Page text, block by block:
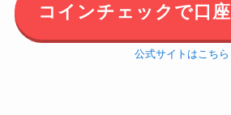
コインチェックで口座
公式サイトはこちら